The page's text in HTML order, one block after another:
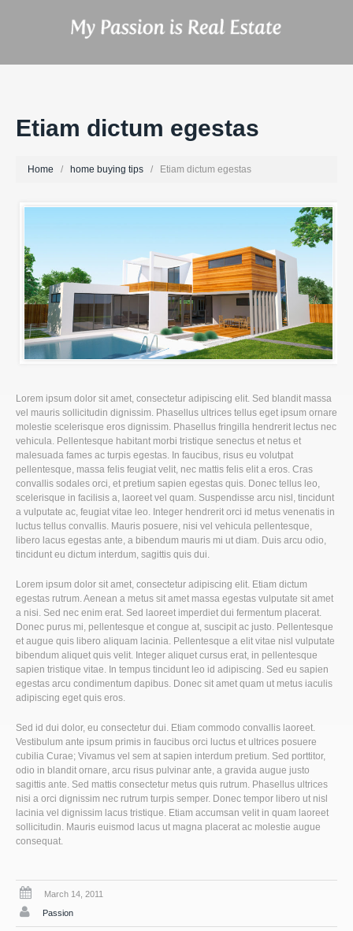
Etiam dictum egestas
Home home buying tips Etiam dictum egestas
Lorem ipsum dolor sit amet, consectetur adipiscing elit. Sed blandit massa
vel mauris sollicitudin dignissim. Phasellus ultrices tellus eget ipsum ornare
molestie scelerisque eros dignissim. Phasellus fringilla hendrerit lectus nec
vehicula. Pellentesque habitant morbi tristique senectus et netus et
malesuada fames ac turpis egestas. In faucibus, risus eu volutpat
pellentesque, massa felis feugiat velit, nec mattis felis elit a eros. Cras
convallis sodales orci, et pretium sapien egestas quis. Donec tellus leo,
scelerisque in facilisis a, laoreet vel quam. Suspendisse arcu nisl, tincidunt
a vulputate ac, feugiat vitae leo. Integer hendrerit orci id metus venenatis in
luctus tellus convallis. Mauris posuere, nisi vel vehicula pellentesque,
libero lacus egestas ante, a bibendum mauris mi ut diam. Duis arcu odio,
tincidunt eu dictum interdum, sagittis quis dui.
Lorem ipsum dolor sit amet, consectetur adipiscing elit. Etiam dictum
egestas rutrum. Aenean a metus sit amet massa egestas vulputate sit amet
a nisi. Sed nec enim erat. Sed laoreet imperdiet dui fermentum placerat.
Donec purus mi, pellentesque et congue at, suscipit ac justo. Pellentesque
et augue quis libero aliquam lacinia. Pellentesque a elit vitae nisl vulputate
bibendum aliquet quis velit. Integer aliquet cursus erat, in pellentesque
sapien tristique vitae. In tempus tincidunt leo id adipiscing. Sed eu sapien
egestas arcu condimentum dapibus. Donec sit amet quam ut metus iaculis
adipiscing eget quis eros.
Sed id dui dolor, eu consectetur dui. Etiam commodo convallis laoreet.
Vestibulum ante ipsum primis in faucibus orci luctus et ultrices posuere
cubilia Curae; Vivamus vel sem at sapien interdum pretium. Sed porttitor,
odio in blandit ornare, arcu risus pulvinar ante, a gravida augue justo
sagittis ante. Sed mattis consectetur metus quis rutrum. Phasellus ultrices
nisi a orci dignissim nec rutrum turpis semper. Donec tempor libero ut nisl
lacinia vel dignissim lacus tristique. Etiam accumsan velit in quam laoreet
sollicitudin. Mauris euismod lacus ut magna placerat ac molestie augue
consequat.
March 14, 2011
Passion